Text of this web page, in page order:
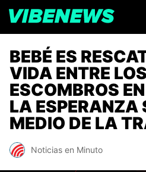
BEBÉ ES
VIDA ENTRE LOS
ESCOMBROS
LA ESPERANZA
MEDIO DE LA
Noticias en Minuto